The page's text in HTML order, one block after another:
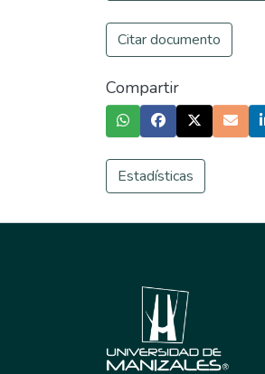
Citar documento
Compartir
Estadísticas